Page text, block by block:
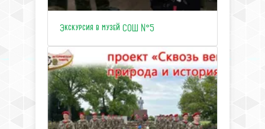
Экскурсия в музей СОШ №5